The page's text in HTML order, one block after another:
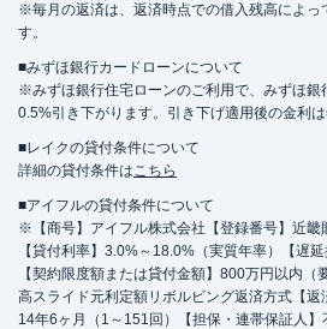
※毎月の返済は、返済時点での借入残高によっ
す。
■みずほ銀行カードローンについて
※みずほ銀行住宅ローンのご利用で、みずほ銀
0.5%引き下がります。引き下げ適用後の金利は
■レイクの貸付条件について
詳細の貸付条件はこちら
■アイフルの貸付条件について
※【商号】アイフル株式会社【登録番号】近
【貸付利率】3.0%～18.0%（実質年率）【遅
【契約限度額または貸付金額】800万円以内
高スライド元利定額リボルビング返済方式【
14年6ヶ月（1～151回）【担保・連帯保証人】